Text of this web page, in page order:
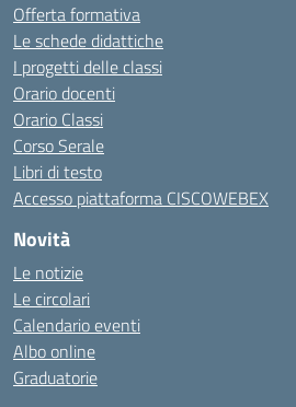
Offerta formativa
Le schede didattiche
I progetti delle classi
Orario docenti
Orario Classi
Corso Serale
Libri di testo
Accesso piattaforma CISCOWEBEX
Novità
Le notizie
Le circolari
Calendario eventi
Albo online
Graduatorie